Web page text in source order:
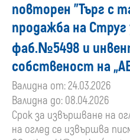
повторен "Търг с
продажба на Струг
фаб.№5498 и
собственост на
Валидна от: 24.03.2026
Валидна до: 08.04.2026
Срок за извършване на
на оглед се извършва